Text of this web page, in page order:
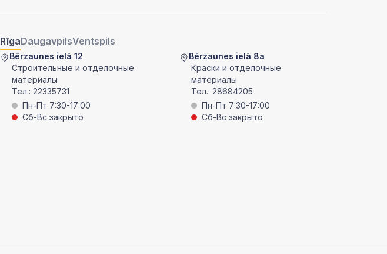
RīgaDaugavpilsVentspils
Bērzaunes ielā 12
Строительные и отделочные
материалы
Тел.: 22335731
Пн-Пт 7:30-17:00
Сб-Вс закрыто
Bērzaunes ielā 8a
Краски и отделочные
материалы
Тел.: 28684205
Пн-Пт 7:30-17:00
Сб-Вс закрыто